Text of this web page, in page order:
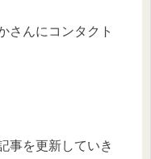
さんにコンタクト
事を更新していき